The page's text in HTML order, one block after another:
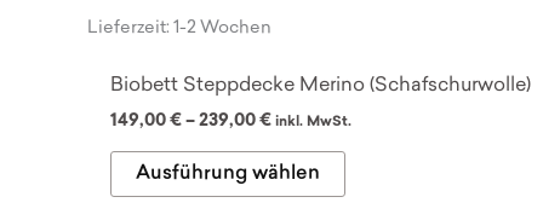
Lieferzeit: 1-2 Wochen
Biobett Steppdecke Merino (Schafschurwolle)
149,00€ –239,00€ inkl. MwSt.
Ausführung wählen
Dieses